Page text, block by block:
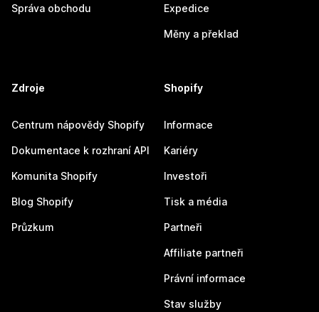
Správa obchodu Expedice
Měny a překlad
Zdroje
Centrum nápovědy Shopify
Dokumentace k rozhraní API
Komunita Shopify
Blog Shopify
Průzkum
Shopify
Informace
Kariéry
Investoři
Tisk a média
Partneři
Affiliate partneři
Právní informace
Stav služby